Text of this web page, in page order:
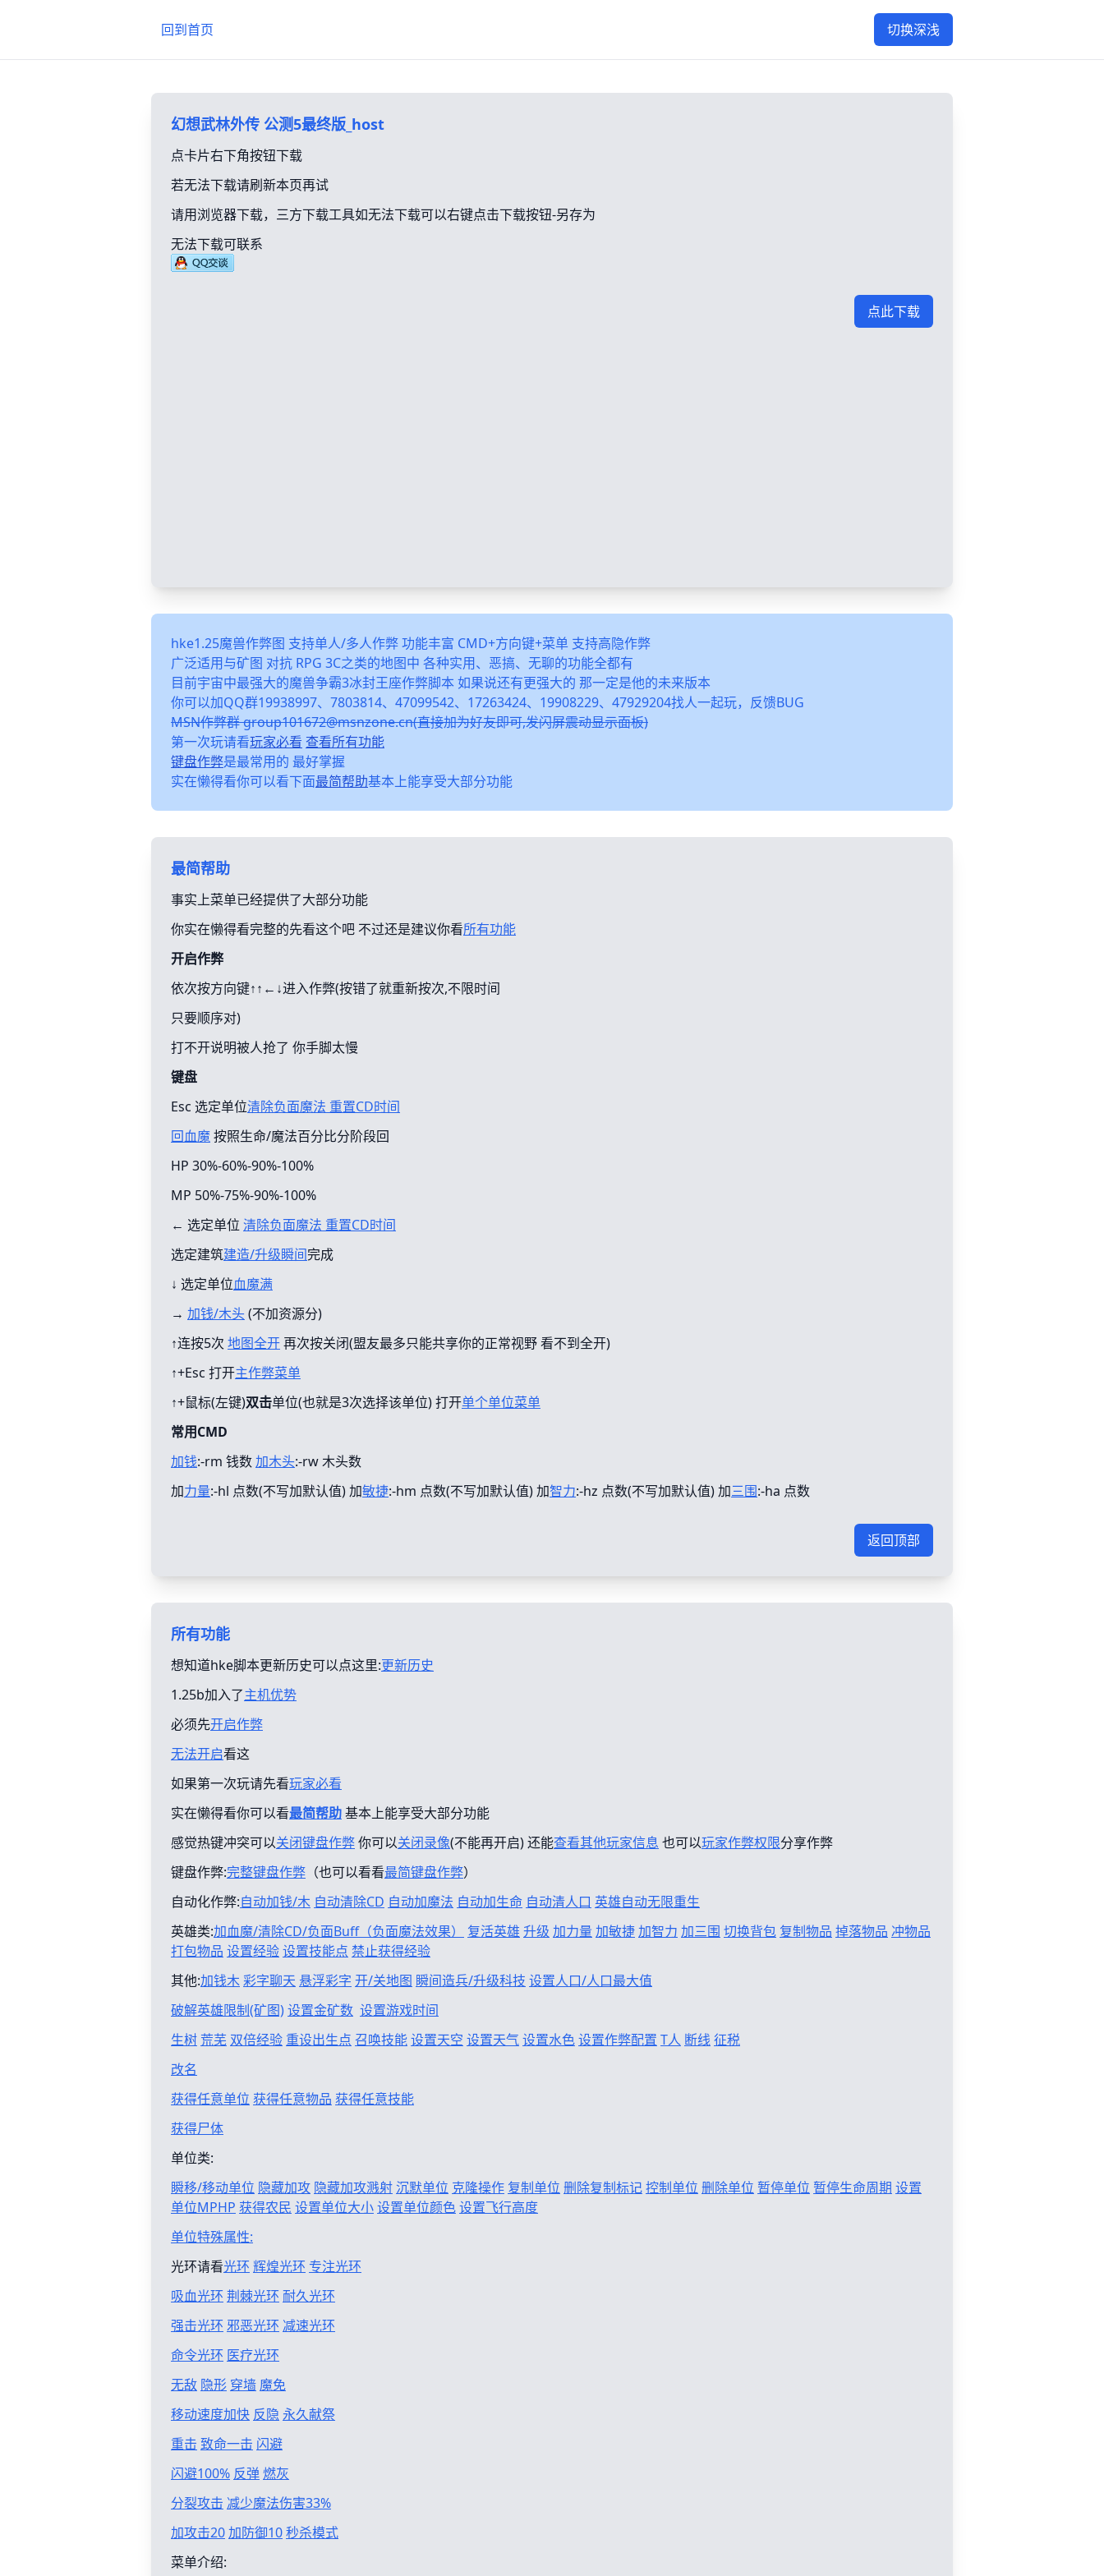
回到首页 切换深浅
幻想武林外传 公测5最终版_host
点卡片右下角按钮下载
若无法下载请刷新本页再试
请用浏览器下载，三方下载工具如无法下载可以右键点击下载按钮-另存为
无法下载可联系
点此下载
hke1.25魔兽作弊图 支持单人/多人作弊 功能丰富 CMD+方向键+菜单 支持高隐作弊
广泛适用与矿图 对抗 RPG 3C之类的地图中 各种实用、恶搞、无聊的功能全都有
目前宇宙中最强大的魔兽争霸3冰封王座作弊脚本 如果说还有更强大的 那一定是他的未来版本
你可以加QQ群19938997、7803814、47099542、17263424、19908229、47929204找人一起玩，反馈BUG
MSN作弊群 group101672@msnzone.cn(直接加为好友即可,发闪屏震动显示面板)
第一次玩请看玩家必看 查看所有功能
键盘作弊是最常用的 最好掌握
实在懒得看你可以看下面最简帮助基本上能享受大部分功能
最简帮助
事实上菜单已经提供了大部分功能
你实在懒得看完整的先看这个吧 不过还是建议你看所有功能
开启作弊
依次按方向键↑↑←↓进入作弊(按错了就重新按次,不限时间
只要顺序对)
打不开说明被人抢了 你手脚太慢
键盘
Esc 选定单位清除负面魔法 重置CD时间
回血魔按照生命/魔法百分比分阶段回
HP 30%-60%-90%-100%
MP 50%-75%-90%-100%
← 选定单位 清除负面魔法 重置CD时间
选定建筑建造/升级瞬间完成
↓ 选定单位血魔满
→ 加钱/木头(不加资源分)
↑连按5次 地图全开再次按关闭(盟友最多只能共享你的正常视野 看不到全开)
↑+Esc 打开主作弊菜单
↑+鼠标(左键)双击单位(也就是3次选择该单位) 打开单个单位菜单
常用CMD
加钱:-rm 钱数加木头:-rw 木头数
加力量:-hl 点数(不写加默认值) 加敏捷:-hm 点数(不写加默认值) 加智力:-hz 点数(不写加默认值) 加三围:-ha 点数
返回顶部
所有功能
想知道hke脚本更新历史可以点这里:更新历史
1.25b加入了主机优势
必须先开启作弊
无法开启看这
如果第一次玩请先看玩家必看
实在懒得看你可以看最简帮助基本上能享受大部分功能
感觉热键冲突可以关闭键盘作弊你可以关闭录像(不能再开启) 还能查看其他玩家信息 也可以玩家作弊权限分享作弊
键盘作弊:完整键盘作弊 （也可以看看最简键盘作弊）
自动化作弊:自动加钱/木 自动清除CD 自动加魔法 自动加生命 自动清人口 英雄自动无限重生
英雄类:加血魔/清除CD/负面Buff（负面魔法效果） 复活英雄 升级 加力量 加敏捷加智力 加三围 切换背包 复制物品 掉落物品 冲物品
打包物品 设置经验设置技能点 禁止获得经验
其他:加钱木彩字聊天 悬浮彩字 开/关地图 瞬间造兵/升级科技 设置人口/人口最大值
破解英雄限制(矿图)设置金矿数 设置游戏时间
生树 荒芜 双倍经验 重设出生点 召唤技能设置天空 设置天气设置水色设置作弊配置 T人 断线征税
改名
获得任意单位 获得任意物品 获得任意技能
获得尸体
单位类:
瞬移/移动单位 隐藏加攻 隐藏加攻溅射沉默单位 克隆操作 复制单位 删除复制标记控制单位 删除单位 暂停单位 暂停生命周期 设置
单位MPHP 获得农民 设置单位大小设置单位颜色设置飞行高度
单位特殊属性:
光环请看光环 辉煌光环 专注光环
吸血光环 荆棘光环 耐久光环
强击光环 邪恶光环 减速光环
命令光环 医疗光环
无敌 隐形 穿墙 魔免
移动速度加快 反隐 永久献祭
重击 致命一击 闪避
闪避100% 反弹燃灰
分裂攻击 减少魔法伤害33%
加攻击20加防御10秒杀模式
菜单介绍: